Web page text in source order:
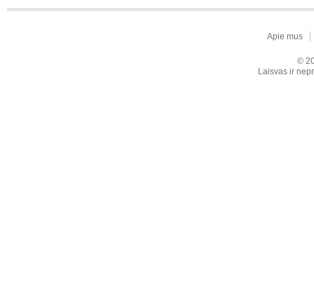
Apie mus
©
Laisvas ir